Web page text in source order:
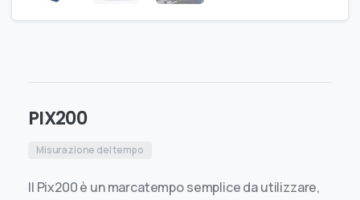
PIX200
Misurazione del tempo
Il Pix200 è un marcatempo semplice da utilizzare,